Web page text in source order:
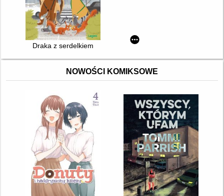
Draka z serdelkiem
NOWOŚCI KOMIKSOWE